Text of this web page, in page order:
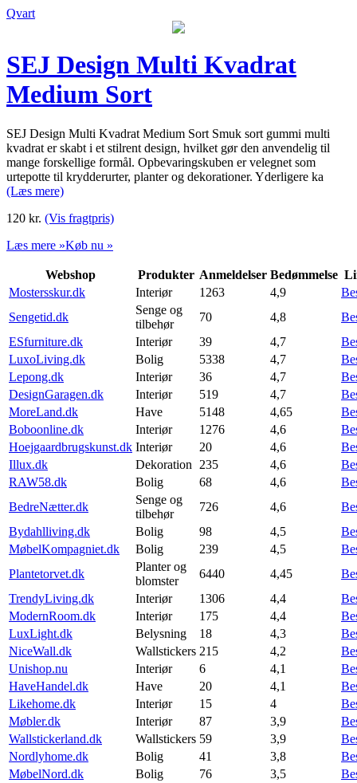
Qvart
SEJ Design Multi Kvadrat
Medium Sort
SEJ Design Multi Kvadrat Medium Sort Smuk sort gummi multi
kvadrat er skabt i et stilrent design, hvilket gør den anvendelig til
mange forskellige formål. Opbevaringskuben er velegnet som
urtepotte til krydderurter, planter og dekorationer. Yderligere ka
(Læs mere)
120 kr. (Vis fragtpris)
Læs mere »Køb nu »
Webshop Produkter Anmeldelser Bedømmelse
Mostersskur.dk
Interiør 1263 4,9
Sengetid.dk
Senge og
tilbehør
70 4,8
ESfurniture.dk
Interiør 39 4,7
LuxoLiving.dk
Bolig 5338 4,7
Lepong.dk
Interiør 36 4,7
DesignGaragen.dk
Interiør 519 4,7
MoreLand.dk
Have 5148 4,65
Boboonline.dk
Interiør 1276 4,6
Hoejgaardbrugskunst.dk Interiør 20 4,6
Illux.dk
Dekoration 235 4,6
RAW58.dk
Bolig 68 4,6
BedreNætter.dk
Senge og
tilbehør
726 4,6
Bydahlliving.dk
Bolig 98 4,5
MøbelKompagniet.dk
Bolig 239 4,5
Plantetorvet.dk
Planter og
blomster
6440 4,45
TrendyLiving.dk
Interiør 1306 4,4
ModernRoom.dk
Interiør 175 4,4
LuxLight.dk
Belysning 18 4,3
NiceWall.dk
Wallstickers 215 4,2
Unishop.nu
Interiør 6 4,1
HaveHandel.dk
Have 20 4,1
Likehome.dk
Interiør 15 4
Møbler.dk
Interiør 87 3,9
Wallstickerland.dk
Wallstickers 59 3,9
Nordlyhome.dk
Bolig 41 3,8
MøbelNord.dk
Bolig 76 3,5